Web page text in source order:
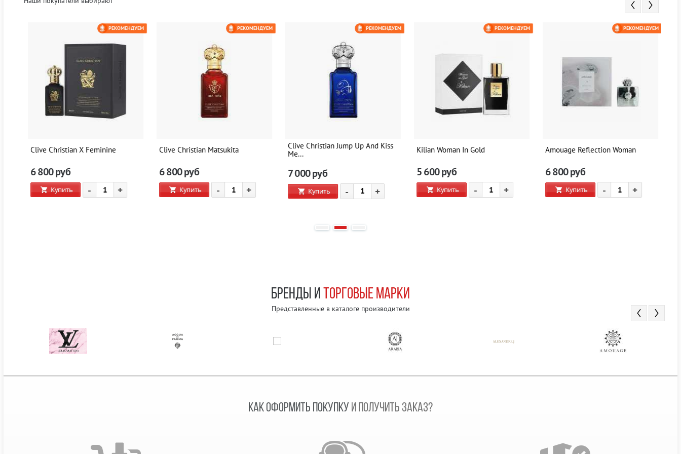
Clive Christian X Feminine
6 800 руб
Купить - +
РЕКОМЕНДУЕМ
Clive Christian Matsukita
6 800 руб
Купить - +
РЕКОМЕНДУЕМ
Clive Christian Jump Up And Kiss
Me...
7 000 руб
Купить - +
РЕКОМЕНДУЕМ
Kilian Woman In Gold
5 600 руб
Купить - +
РЕКОМЕНДУЕМ
Amouage Reflection Woman
6 800 руб
Купить - +
РЕКОМЕНДУЕМ
БРЕНДЫ И ТОРГОВЫЕ МАРКИ
Представленные в каталоге производители
КАК ОФОРМИТЬ ПОКУПКУ И ПОЛУЧИТЬ ЗАКАЗ?